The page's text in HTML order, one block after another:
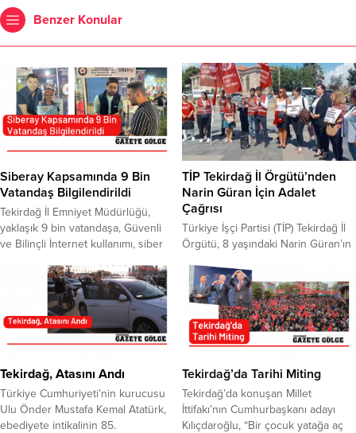
Benzer Konular
Siberay Kapsamında 9 Bin
Vatandaş Bilgilendirildi
Tekirdağ İl Emniyet Müdürlüğü,
yaklaşık 9 bin vatandaşa, Güvenli
ve Bilinçli İnternet kullanımı, siber
bagımlılığı ve zararları,yasa dışı
bahis, teknoloji bağımlılığı
konularında bilgilendirmede
bulundu. Siber Suçlarla Mücadele
Şube Müdürlüğümü 20.
siber suçların gerçekleşmeden
engellenmesi, maddi manevi
zararların en aza indirgenmesi,
farkındalık...
TİP Tekirdağ İl Örgütü’nden
Narin Güran İçin Adalet
Çağrısı
Türkiye İşçi Partisi (TİP) Tekirdağ İl
Örgütü, 8 yaşındaki Narin Güran’ın
düzenledi. TİP Tekirdağ İl Sekreteri
Kamil Can Yavaş’ın okuduğu
açıklamada, İstanbul
Sözleşmesi’nden çıkılmasının
sonuçlarına dikkat çekilirken,
şüpheler dile getirildi. Yavaş, Narin
Güran’ın kaybolduğu ilk günden
itibaren “Narin nerede?” diye
sorduklarını...
Tekirdağ, Atasını Andı
Türkiye Cumhuriyeti’nin kurucusu
Ulu Önder Mustafa Kemal Atatürk,
ebediyete intikalinin 85.
Tekirdağ’da Tarihi Miting
Tekirdağ’da konuşan Millet
İttifakı’nın Cumhurbaşkanı adayı
Kılıçdaroğlu, “Bir çocuk yatağa aç